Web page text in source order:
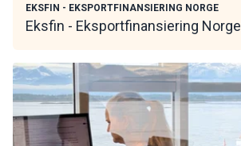
EKSFIN - EKSPORTFINANSIERING NORGE
Eksfin - Eksportfinansiering Norge